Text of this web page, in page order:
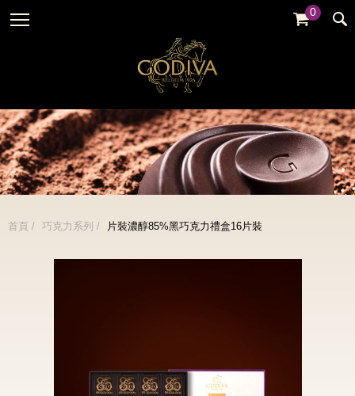
0
全部
品牌活動
全部
暢銷系列
金裝禮盒
松露禮盒
全部
牛奶巧克力
白巧克力
綜合巧克力
冰淇淋
婚禮系列
GODIVA故事
GODIVA品質承諾
GODIVA大師團隊
首頁 巧克力系列 片裝濃醇85%黑巧克力禮盒16片裝